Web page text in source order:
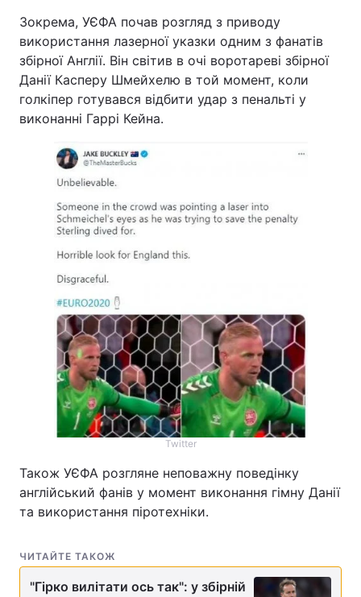
Зокрема, УЄФА почав розгляд з приводу
використання лазерної указки одним з фанатів
збірної Англії. Він світив в очі воротареві збірної
Данії Касперу Шмейхелю в той момент, коли
голкіпер готувався відбити удар з пенальті у
виконанні Гаррі Кейна.
Twitter
Також УЄФА розгляне неповажну поведінку
англійський фанів у момент виконання гімну Данії
та використання піротехніки.
ЧИТАЙТЕ ТАКОЖ
"Гірко вилітати ось так": у збірній